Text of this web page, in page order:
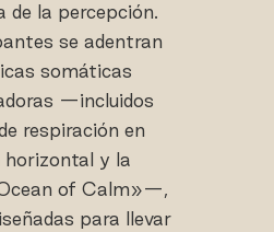
de la percepción.
se adentran
somáticas
—incluidos
respiración en
horizontal y la
of Calm»—,
para llevar